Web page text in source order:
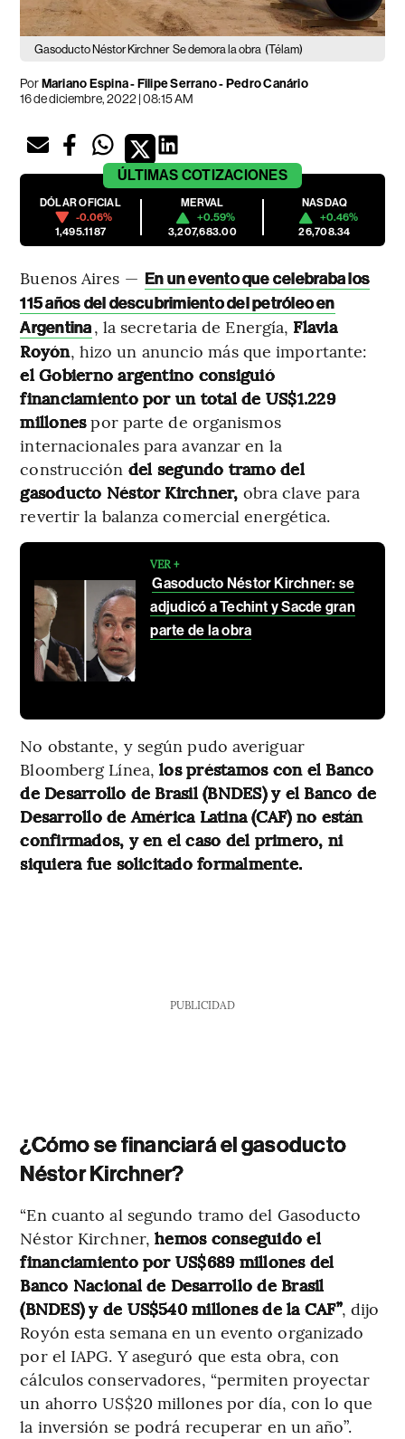
Gasoducto Néstor Kirchner Se demora la obra (Télam)
PorMariano Espina-Filipe Serrano-Pedro Canário
16 de diciembre, 2022 | 08:15 AM
ÚLTIMAS COTIZACIONES
DÓLAR OFICIAL
-0.06%
1,495.1187
MERVAL
+0.59%
3,207,683.00
NASDAQ
+0.46%
26,708.34
Buenos Aires — En un evento que celebraba los
115 años del descubrimiento del petróleo en
Argentina, la secretaria de Energía, Flavia
Royón, hizo un anuncio más que importante:
el Gobierno argentino consiguió
financiamiento por un total de US$1.229
millonespor parte de organismos
internacionales para avanzar en la
construcción del segundo tramo del
gasoducto Néstor Kirchner, obra clave para
revertir la balanza comercial energética.
VER +
Gasoducto Néstor Kirchner: se
adjudicó a Techint y Sacde gran
parte de la obra
No obstante, y según pudo averiguar
Bloomberg Línea, los préstamos con el Banco
de Desarrollo de Brasil (BNDES) y el Banco de
Desarrollo de América Latina (CAF) no están
confirmados, y en el caso del primero, ni
siquiera fue solicitado formalmente.
PUBLICIDAD
¿Cómo se financiará el gasoducto
Néstor Kirchner?
“En cuanto al segundo tramo del Gasoducto
Néstor Kirchner, hemos conseguido el
financiamiento por US$689 millones del
Banco Nacional de Desarrollo de Brasil
(BNDES) y de US$540 millones de la CAF”, dijo
Royón esta semana en un evento organizado
por el IAPG. Y aseguró que esta obra, con
cálculos conservadores, “permiten proyectar
un ahorro US$20 millones por día, con lo que
la inversión se podrá recuperar en un año”.